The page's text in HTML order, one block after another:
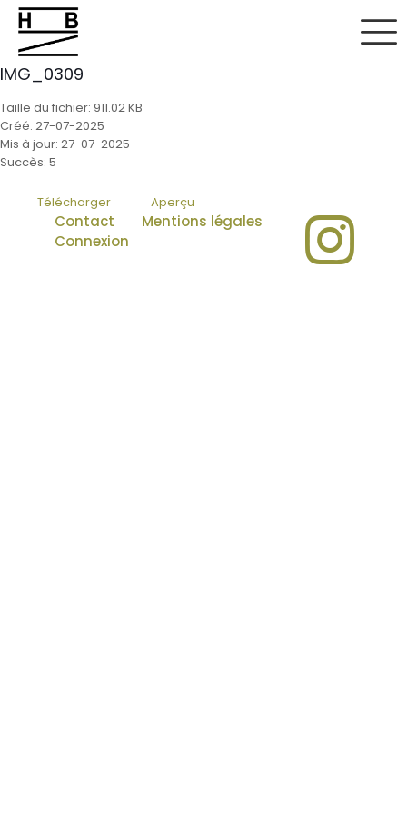
IMG_0309
Taille du fichier: 911.02 KB
Créé: 27-07-2025
Mis à jour: 27-07-2025
Succès: 5
Télécharger Aperçu
Contact
Mentions légales
Connexion